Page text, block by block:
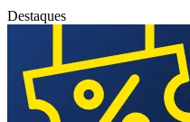
Destaques